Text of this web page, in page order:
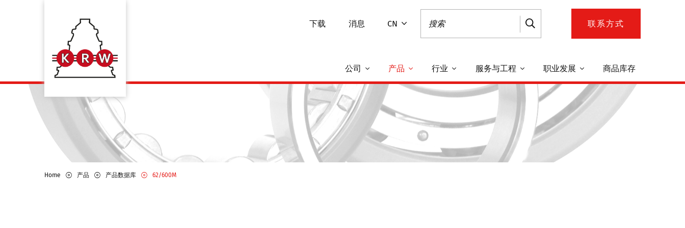
下载 消息 CN 联系方式
公司 产品 行业 服务与工程 职业发展 商品库存
Home 产品 产品数据库 62/600M